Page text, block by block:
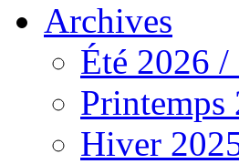
Archives
Été 2026 /
Printemps
Hiver